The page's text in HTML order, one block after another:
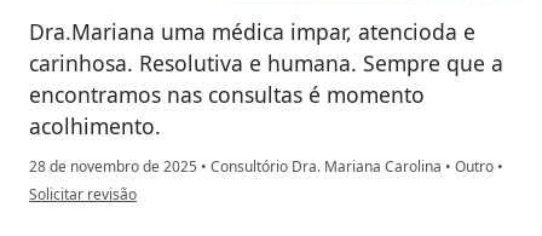
Dra.Mariana uma médica impar, atencioda e
carinhosa. Resolutiva e humana. Sempre que a
encontramos nas consultas é momento
acolhimento.
28 de novembro de 2025 • Consultório Dra. Mariana Carolina • Outro •
na opinião do utilizador Daiane/ Nicelia
Solicitar revisão